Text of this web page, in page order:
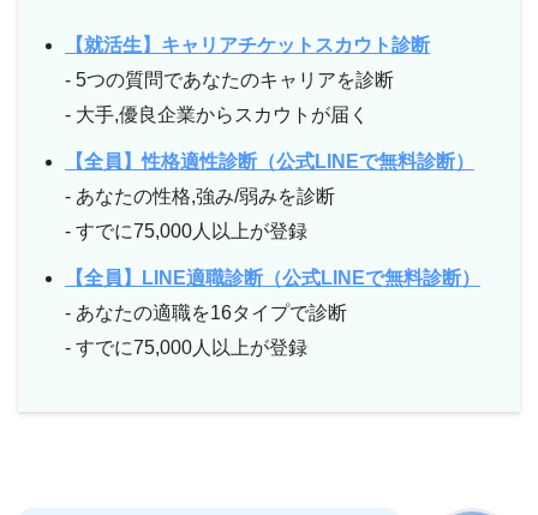
【就活生】キャリアチケットスカウト診断
- 5つの質問であなたのキャリアを診断
- 大手,優良企業からスカウトが届く
【全員】性格適性診断（公式LINEで無料診断）
- あなたの性格,強み/弱みを診断
- すでに75,000人以上が登録
【全員】LINE適職診断（公式LINEで無料診断）
- あなたの適職を16タイプで診断
- すでに75,000人以上が登録